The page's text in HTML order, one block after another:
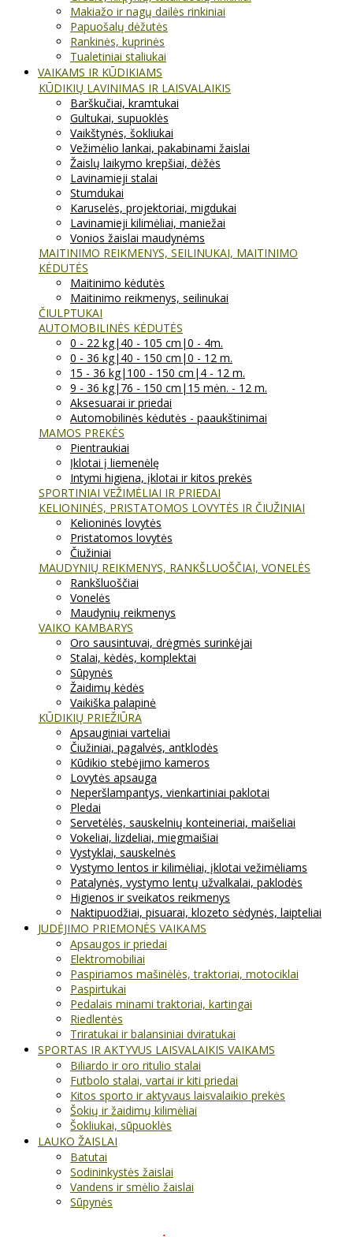
Makiažo ir nagų dailės rinkiniai
Papuošalų dėžutės
Rankinės, kuprinės
Tualetiniai staliukai
VAIKAMS IR KŪDIKIAMS
KŪDIKIŲ LAVINIMAS IR LAISVALAIKIS
Barškučiai, kramtukai
Gultukai, supuoklės
Vaikštynės, šokliukai
Vežimėlio lankai, pakabinami žaislai
Žaislų laikymo krepšiai, dėžės
Lavinamieji stalai
Stumdukai
Karuselės, projektoriai, migdukai
Lavinamieji kilimėliai, maniežai
Vonios žaislai maudynėms
MAITINIMO REIKMENYS, SEILINUKAI, MAITINIMO
KĖDUTĖS
Maitinimo kėdutės
Maitinimo reikmenys, seilinukai
ČIULPTUKAI
AUTOMOBILINĖS KĖDUTĖS
0 - 22 kg|40 - 105 cm|0 - 4m.
0 - 36 kg|40 - 150 cm|0 - 12 m.
15 - 36 kg|100 - 150 cm|4 - 12 m.
9 - 36 kg|76 - 150 cm|15 mėn. - 12 m.
Aksesuarai ir priedai
Automobilinės kėdutės - paaukštinimai
MAMOS PREKĖS
Pientraukiai
Įklotai į liemenėlę
Intymi higiena, įklotai ir kitos prekės
SPORTINIAI VEŽIMĖLIAI IR PRIEDAI
KELIONINĖS, PRISTATOMOS LOVYTĖS IR ČIUŽINIAI
Kelioninės lovytės
Pristatomos lovytės
Čiužiniai
MAUDYNIŲ REIKMENYS, RANKŠLUOŠČIAI, VONELĖS
Rankšluoščiai
Vonelės
Maudynių reikmenys
VAIKO KAMBARYS
Oro sausintuvai, drėgmės surinkėjai
Stalai, kėdės, komplektai
Sūpynės
Žaidimų kėdės
Vaikiška palapinė
KŪDIKIŲ PRIEŽIŪRA
Apsauginiai varteliai
Čiužiniai, pagalvės, antklodės
Kūdikio stebėjimo kameros
Lovytės apsauga
Neperšlampantys, vienkartiniai paklotai
Pledai
Servetėlės, sauskelnių konteineriai, maišeliai
Vokeliai, lizdeliai, miegmaišiai
Vystyklai, sauskelnės
Vystymo lentos ir kilimėliai, įklotai vežimėliams
Patalynės, vystymo lentų užvalkalai, paklodės
Higienos ir sveikatos reikmenys
Naktipuodžiai, pisuarai, klozeto sėdynės, laipteliai
JUDĖJIMO PRIEMONĖS VAIKAMS
Apsaugos ir priedai
Elektromobiliai
Paspiriamos mašinėlės, traktoriai, motociklai
Paspirtukai
Pedalais minami traktoriai, kartingai
Riedlentės
Triratukai ir balansiniai dviratukai
SPORTAS IR AKTYVUS LAISVALAIKIS VAIKAMS
Biliardo ir oro ritulio stalai
Futbolo stalai, vartai ir kiti priedai
Kitos sporto ir aktyvaus laisvalaikio prekės
Šokių ir žaidimų kilimėliai
Šokliukai, sūpuoklės
LAUKO ŽAISLAI
Batutai
Sodininkystės žaislai
Vandens ir smėlio žaislai
Sūpynės